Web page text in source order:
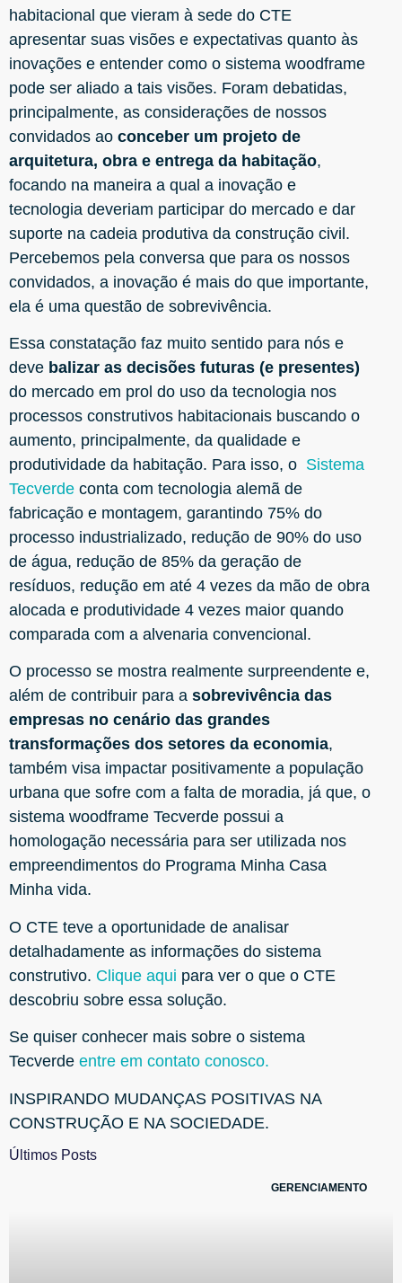
habitacional que vieram à sede do CTE
apresentar suas visões e expectativas quanto às
inovações e entender como o sistema woodframe
pode ser aliado a tais visões. Foram debatidas,
principalmente, as considerações de nossos
convidados ao conceber um projeto de
arquitetura, obra e entrega da habitação,
focando na maneira a qual a inovação e
tecnologia deveriam participar do mercado e dar
suporte na cadeia produtiva da construção civil.
Percebemos pela conversa que para os nossos
convidados, a inovação é mais do que importante,
ela é uma questão de sobrevivência.
Essa constatação faz muito sentido para nós e
deve balizar as decisões futuras (e presentes)
do mercado em prol do uso da tecnologia nos
processos construtivos habitacionais buscando o
aumento, principalmente, da qualidade e
produtividade da habitação. Para isso, o Sistema
Tecverde conta com tecnologia alemã de
fabricação e montagem, garantindo 75% do
processo industrializado, redução de 90% do uso
de água, redução de 85% da geração de
resíduos, redução em até 4 vezes da mão de obra
alocada e produtividade 4 vezes maior quando
comparada com a alvenaria convencional.
O processo se mostra realmente surpreendente e,
além de contribuir para a sobrevivência das
empresas no cenário das grandes
transformações dos setores da economia,
também visa impactar positivamente a população
urbana que sofre com a falta de moradia, já que, o
sistema woodframe Tecverde possui a
homologação necessária para ser utilizada nos
empreendimentos do Programa Minha Casa
Minha vida.
O CTE teve a oportunidade de analisar
detalhadamente as informações do sistema
construtivo. Clique aqui para ver o que o CTE
descobriu sobre essa solução.
Se quiser conhecer mais sobre o sistema
Tecverde entre em contato conosco.
INSPIRANDO MUDANÇAS POSITIVAS NA
CONSTRUÇÃO E NA SOCIEDADE.
Últimos Posts
GERENCIAMENTO